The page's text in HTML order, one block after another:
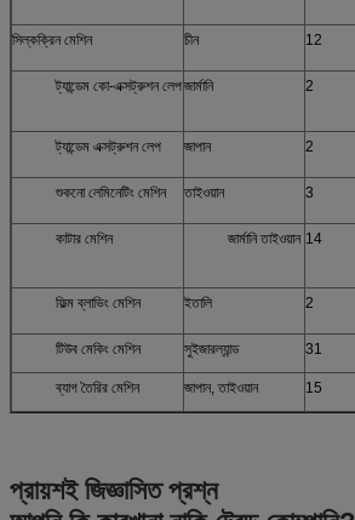
সিল্কক্রিন মেশিন চীন 12
ট্যান্ডেম কো-এক্সট্রুশন লেপজার্মানি 2
ট্যান্ডেম এক্সট্রুশন লেপ জাপান 2
শুকনো লেমিনেটিং মেশিন তাইওয়ান 3
কাটার মেশিন জার্মানি তাইওয়ান 14
ফিল্ম ব্লাভিং মেশিন ইতালি 2
টিউব মেকিং মেশিন সুইজারল্যান্ড 31
ব্যাগ তৈরির মেশিন জাপান, তাইওয়ান 15
প্রায়শই জিজ্ঞাসিত প্রশ্ন